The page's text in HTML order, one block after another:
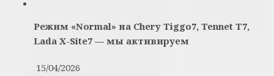
Режим «Normal» на Chery Tiggo7, Tennet T7,
Lada X-Site7 — мы активируем
15/04/2026